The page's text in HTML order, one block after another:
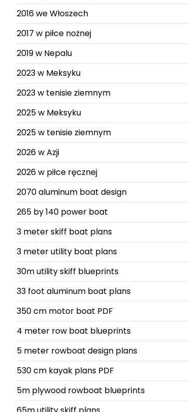
2016 we Włoszech
2017 w piłce nożnej
2019 w Nepalu
2023 w Meksyku
2023 w tenisie ziemnym
2025 w Meksyku
2025 w tenisie ziemnym
2026 w Azji
2026 w piłce ręcznej
2070 aluminum boat design
265 by 140 power boat
3 meter skiff boat plans
3 meter utility boat plans
30m utility skiff blueprints
33 foot aluminum boat plans
350 cm motor boat PDF
4 meter row boat blueprints
5 meter rowboat design plans
530 cm kayak plans PDF
5m plywood rowboat blueprints